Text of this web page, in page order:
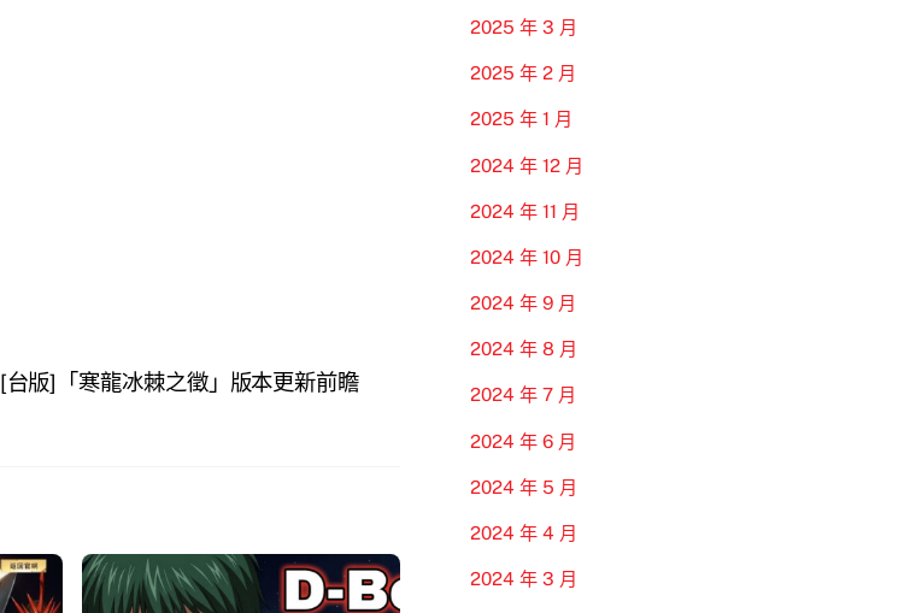
[台版]「寒龍冰棘之徵」版本更新前瞻
2025 年 3 月
2025 年 2 月
2025 年 1 月
2024 年 12 月
2024 年 11 月
2024 年 10 月
2024 年 9 月
2024 年 8 月
2024 年 7 月
2024 年 6 月
2024 年 5 月
2024 年 4 月
2024 年 3 月